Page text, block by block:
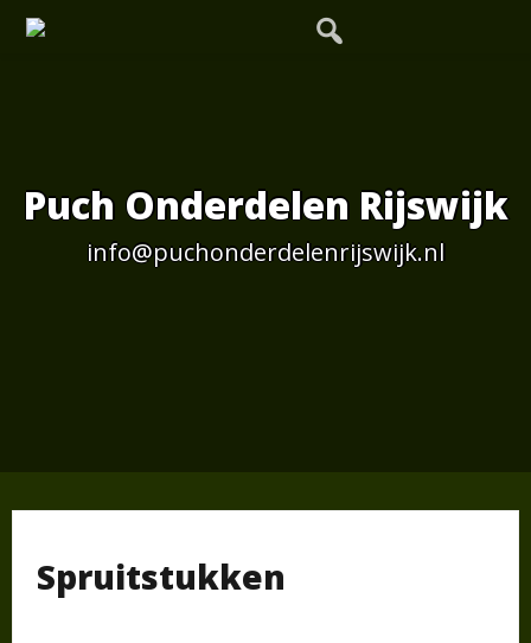
Puch Onderdelen Rijswijk
info@puchonderdelenrijswijk.nl
Spruitstukken